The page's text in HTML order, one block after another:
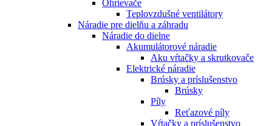
Ohrievače
Teplovzdušné ventilátory
Náradie pre dielňu a záhradu
Náradie do dielne
Akumulátorové náradie
Aku vŕtačky a skrutkovače
Elektrické náradie
Brúsky a príslušenstvo
Brúsky
Píly
Reťazové píly
Vŕtačky a príslušenstvo